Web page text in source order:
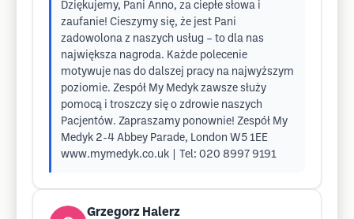
Dziękujemy, Pani Anno, za ciepłe słowa i
zaufanie! Cieszymy się, że jest Pani
zadowolona z naszych usług – to dla nas
największa nagroda. Każde polecenie
motywuje nas do dalszej pracy na najwyższym
poziomie. Zespół My Medyk zawsze służy
pomocą i troszczy się o zdrowie naszych
Pacjentów. Zapraszamy ponownie! Zespół My
Medyk 2-4 Abbey Parade, London W5 1EE
www.mymedyk.co.uk | Tel: 020 8997 9191
Grzegorz Halerz